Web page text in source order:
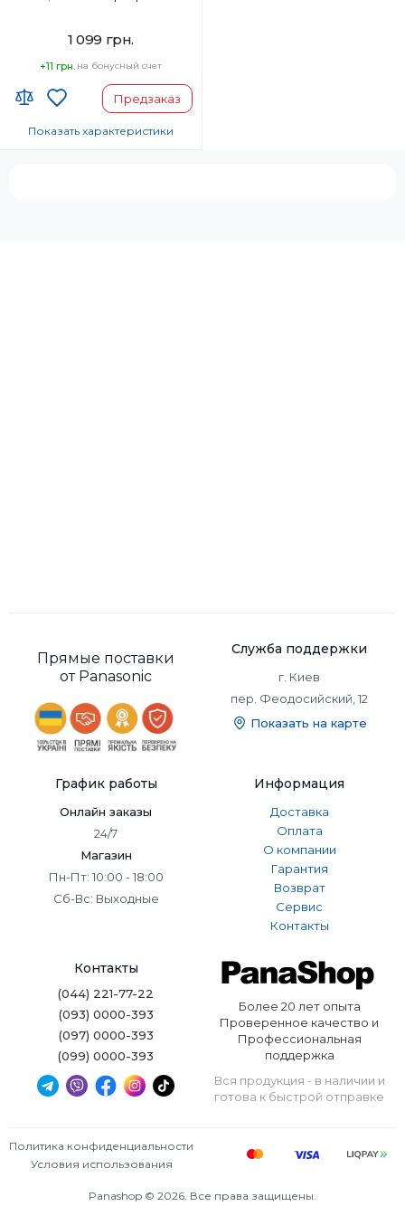
1 099 грн.
+11 грн. на бонусный счет
Предзаказ
Показать характеристики
Прямые поставки
от Panasonic
Служба поддержки
г. Киев
пер. Феодосийский, 12
Показать на карте
График работы
Онлайн заказы
24/7
Магазин
Пн-Пт: 10:00 - 18:00
Сб-Вс: Выходные
Информация
Доставка
Оплата
О компании
Гарантия
Возврат
Сервис
Контакты
Контакты
(044) 221-77-22
(093) 0000-393
(097) 0000-393
(099) 0000-393
Более 20 лет опыта
Проверенное качество и
Профессиональная
поддержка
Вся продукция - в наличии и
готова к быстрой отправке
Panashop © 2026. Все права защищены.
Политика конфиденциальности
Условия использования